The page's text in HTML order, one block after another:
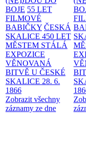
BOJE 55 LET
FILMOVÉ
BABIČKY ČESKÁ
SKALICE 450 LET
MĚSTEM STÁLÁ
EXPOZICE
VĚNOVANÁ
BITVĚ U ČESKÉ
SKALICE 28. 6.
1866
Zobrazit všechny
záznamy ze dne